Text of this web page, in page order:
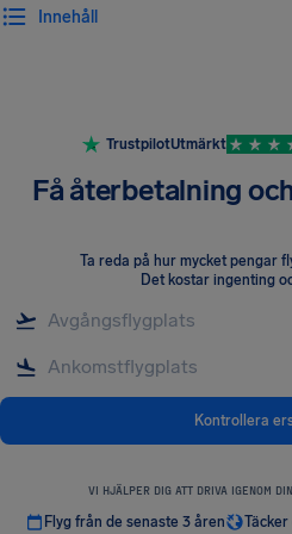
Innehåll
TrustpilotUtmärkt
Få återbetalning
Ta reda på hur mycket pengar
Det kostar ingenting
Kontrollera
VI HJÄLPER DIG ATT DRIVA IGENOM
Flyg från de senaste 3 åren